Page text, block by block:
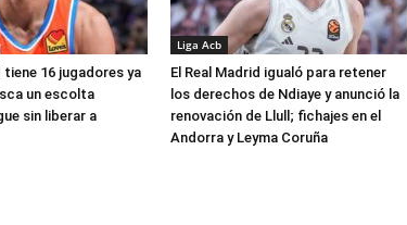
tiene 16 jugadores ya
un escolta
sin liberar a
Liga Acb
El Real Madrid igualó para retener
los derechos de Ndiaye y anunció la
renovación de Llull; fichajes en el
Andorra y Leyma Coruña